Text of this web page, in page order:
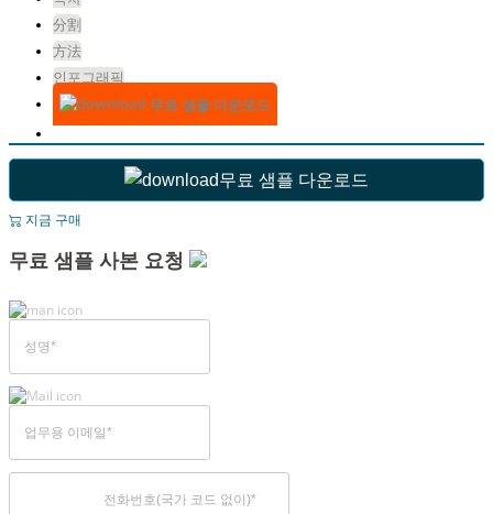
分割
方法
인포그래픽
무료 샘플 다운로드
무료 샘플 다운로드
지금 구매
무료 샘플 사본 요청